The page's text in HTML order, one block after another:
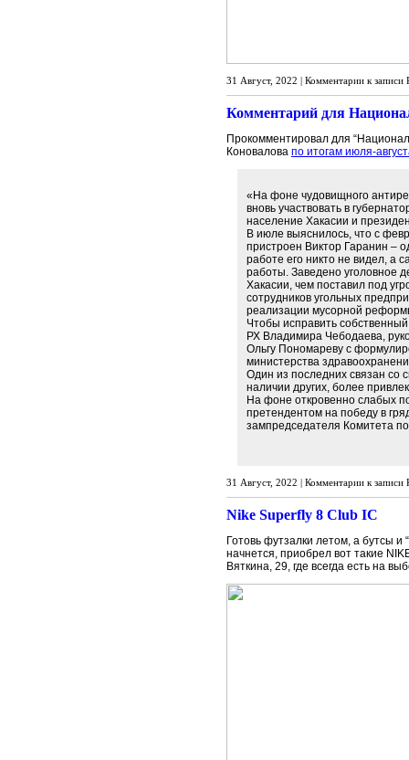
31 Август, 2022 | Комментарии к записи
Комментарий для
Прокомментировал для
Коновалова по итогам июля-
«На фоне чудовищного
вновь участвовать в
население Хакасии и
В июле выяснилось, что с
пристроен Виктор Гаранин –
работе его никто не видел, а
работы. Заведено уголовное
Хакасии, чем поставил под
сотрудников угольных
реализации мусорной
Чтобы исправить
РХ Владимира Чебодаева,
Ольгу Пономареву с
министерства
Один из последних связан со
наличии других, более
На фоне откровенно слабых
претендентом на победу в
зампредседателя Комитета
31 Август, 2022 | Комментарии к записи
Nike Superfly 8 Club IC
Готовь футзалки летом, а бутсы и
начнется, приобрел вот такие
Вяткина, 29, где всегда есть на